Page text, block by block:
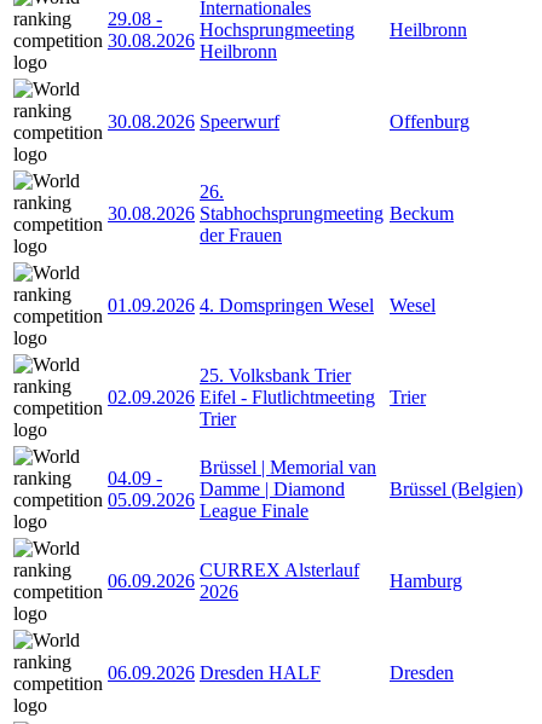
29.08 -
30.08.2026
Internationales
Hochsprungmeeting
Heilbronn
Heilbronn
30.08.2026 Speerwurf Offenburg
30.08.2026
26.
Stabhochsprungmeeting
der Frauen
Beckum
01.09.2026 4. Domspringen Wesel Wesel
02.09.2026
25. Volksbank Trier
Eifel - Flutlichtmeeting
Trier
Trier
04.09 -
05.09.2026
Brüssel | Memorial van
Damme | Diamond
League Finale
Brüssel (Belgien)
06.09.2026
CURREX Alsterlauf
2026
Hamburg
06.09.2026 Dresden HALF Dresden